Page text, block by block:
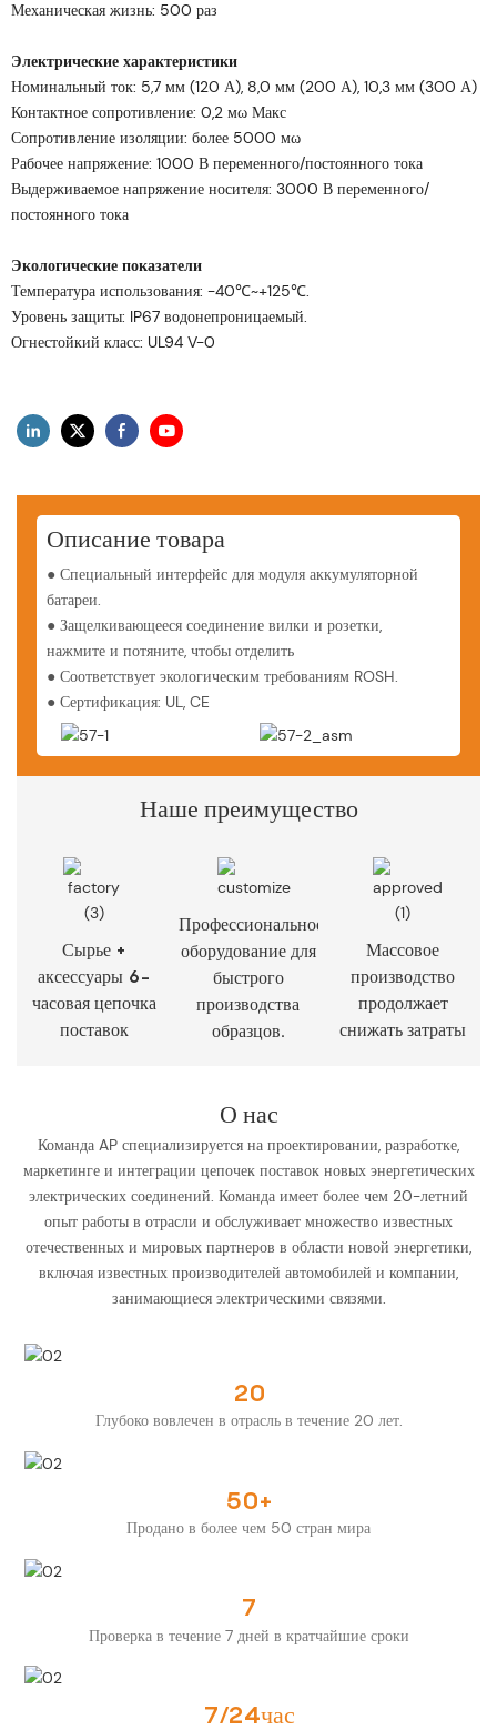
Механическая жизнь: 500 раз
Электрические характеристики
Номинальный ток: 5,7 мм (120 А), 8,0 мм (200 А), 10,3 мм (300 А)
Контактное сопротивление: 0,2 мω Макс
Сопротивление изоляции: более 5000 мω
Рабочее напряжение: 1000 В переменного/постоянного тока
Выдерживаемое напряжение носителя: 3000 В переменного/
постоянного тока
Экологические показатели
Температура использования: -40℃~+125℃.
Уровень защиты: IP67 водонепроницаемый.
Огнестойкий класс: UL94 V-0
Описание товара
● Специальный интерфейс для модуля аккумуляторной
батареи.
● Защелкивающееся соединение вилки и розетки,
нажмите и потяните, чтобы отделить
● Соответствует экологическим требованиям ROSH.
● Сертификация: UL, CE
Наше преимущество
Сырье +
аксессуары 6-
часовая цепочка
поставок
Профессиональное
оборудование для
быстрого
производства
образцов.
Массовое
производство
продолжает
снижать затраты
О нас
Команда AP специализируется на проектировании, разработке,
маркетинге и интеграции цепочек поставок новых энергетических
электрических соединений. Команда имеет более чем 20-летний
опыт работы в отрасли и обслуживает множество известных
отечественных и мировых партнеров в области новой энергетики,
включая известных производителей автомобилей и компании,
занимающиеся электрическими связями.
20
Глубоко вовлечен в отрасль в течение 20 лет.
50+
Продано в более чем 50 стран мира
7
Проверка в течение 7 дней в кратчайшие сроки
7/24час